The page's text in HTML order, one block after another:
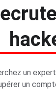
un
un